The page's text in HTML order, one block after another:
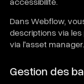
Dans Webflow,
descriptions via
via l'asset manager.
Gestion des